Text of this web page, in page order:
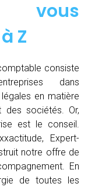
vous
Z
consiste
dans
en matière
sociétés. Or,
est le conseil.
Expert-
notre offre de
En
de toutes les